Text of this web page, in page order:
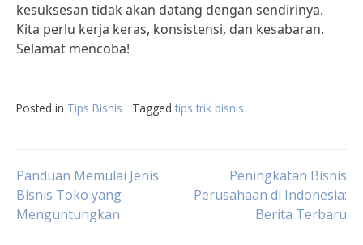
kesuksesan tidak akan datang dengan sendirinya.
Kita perlu kerja keras, konsistensi, dan kesabaran.
Selamat mencoba!
Posted in Tips Bisnis Tagged tips trik bisnis
Post
navigation
Panduan Memulai Jenis
Bisnis Toko yang
Menguntungkan
Peningkatan Bisnis
Perusahaan di Indonesia:
Berita Terbaru